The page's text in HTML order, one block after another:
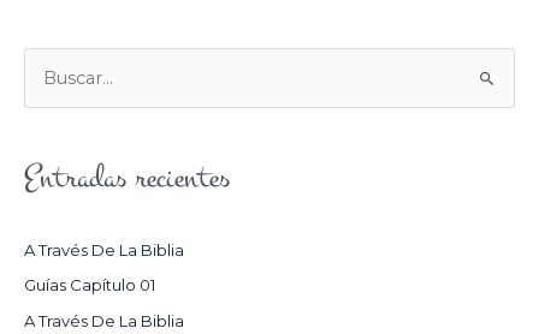
U
C
Entradas recientes
A Través De La Biblia
Guías Capítulo 01
A Través De La Biblia